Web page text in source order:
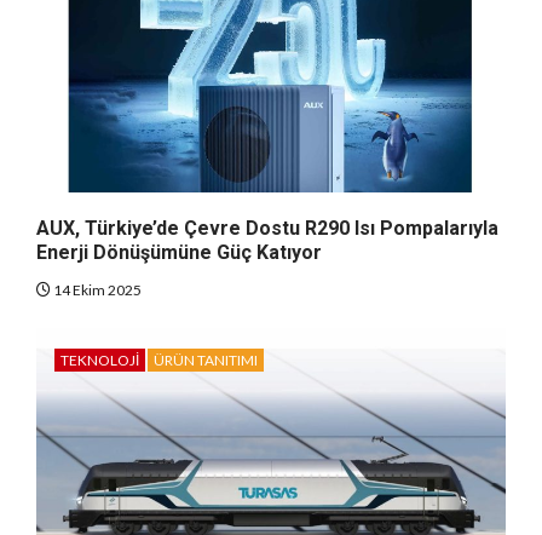
AUX, Türkiye’de Çevre Dostu R290 Isı Pompalarıyla
Enerji Dönüşümüne Güç Katıyor
14 Ekim 2025
TEKNOLOJI ÜRÜN TANITIMI